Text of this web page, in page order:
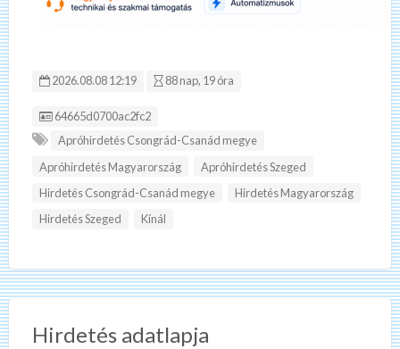
2026.08.08 12:19 88 nap, 19 óra
Hirdetés ID:
64665d0700ac2fc2
Apróhirdetés Csongrád-Csanád megye
Apróhirdetés Magyarország
Apróhirdetés Szeged
Hirdetés Csongrád-Csanád megye
Hirdetés Magyarország
Hirdetés Szeged
Kínál
Hirdetés adatlapja